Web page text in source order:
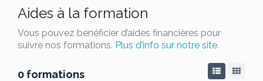
Aides à la formation
Vous pouvez bénéficier d’aides financières pour
suivre nos formations. Plus d’info sur notre site.
0 formations